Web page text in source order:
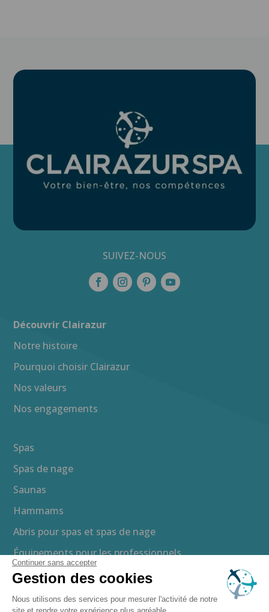
Continuer sans accepter
Gestion des cookies
Nous utilisons des services pour mesurer l'activité de notre
SUIVEZ-NOUS
Découvrir Clairazur
Notre histoire
Pourquoi choisir Clairazur
Nos valeurs
Nos engagements
Spas
Spas de nage
Saunas
Hammams
Abris pour spas et spas de nage
Équipements pour les professionnels